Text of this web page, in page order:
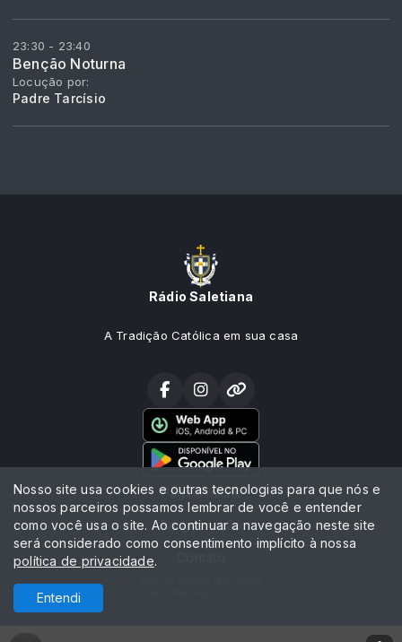
23:30 - 23:40
Benção Noturna
Locução por:
Padre Tarcísio
Rádio Saletiana
A Tradição Católica em sua casa
Página Inicial
Programação
Nosso site usa cookies e outras tecnologias para que nós e
nossos parceiros possamos lembrar de você e entender
como você usa o site. Ao continuar a navegação neste site
será considerado como consentimento implícito à nossa
política de privacidade.
Entendi